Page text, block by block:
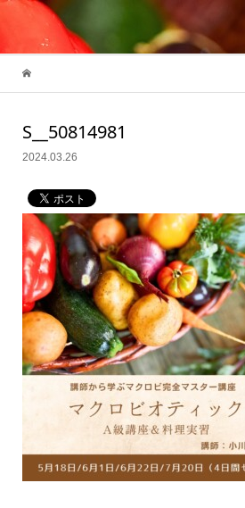
S__50814981
2024.03.26